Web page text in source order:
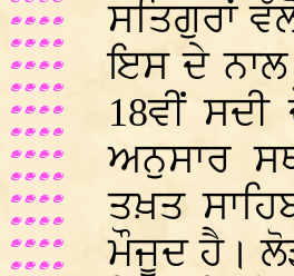
ਸਤਿਗੁਰਾਂ
ਇਸ ਦੇ
18ਵੀਂ
ਅਨੁਸਾਰ
ਤਖ਼ਤ
ਮੌਜੂਦ ਹੈ।